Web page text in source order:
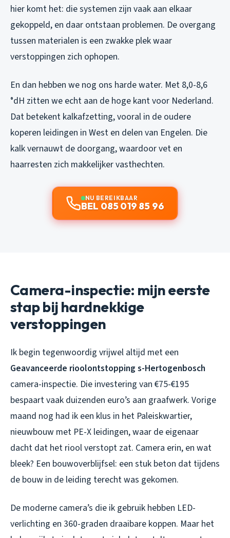
hier komt het: die systemen zijn vaak aan elkaar
gekoppeld, en daar ontstaan problemen. De overgang
tussen materialen is een zwakke plek waar
verstoppingen zich ophopen.
En dan hebben we nog ons harde water. Met 8,0-8,6
°dH zitten we echt aan de hoge kant voor Nederland.
Dat betekent kalkafzetting, vooral in de oudere
koperen leidingen in West en delen van Engelen. Die
kalk vernauwt de doorgang, waardoor vet en
haarresten zich makkelijker vasthechten.
NU BEREIKBAAR
BEL 085 019 85 96
Camera-inspectie: mijn eerste
stap bij hardnekkige
verstoppingen
Ik begin tegenwoordig vrijwel altijd met een
Geavanceerde rioolontstopping s-Hertogenbosch
camera-inspectie. Die investering van €75-€195
bespaart vaak duizenden euro’s aan graafwerk. Vorige
maand nog had ik een klus in het Paleiskwartier,
nieuwbouw met PE-X leidingen, waar de eigenaar
dacht dat het riool verstopt zat. Camera erin, en wat
bleek? Een bouwoverblijfsel: een stuk beton dat tijdens
de bouw in de leiding terecht was gekomen.
De moderne camera’s die ik gebruik hebben LED-
verlichting en 360-graden draaibare koppen. Maar het